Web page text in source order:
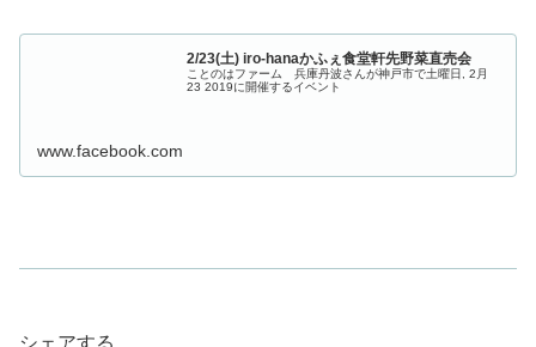
2/23(土) iro-hanaかふぇ食堂軒先野菜直売会
ことのはファーム 兵庫丹波さんが神戸市で土曜日, 2月
23 2019に開催するイベント
www.facebook.com